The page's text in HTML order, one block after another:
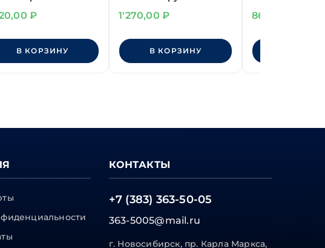
5шт ₽
В КОРЗИНУ
1'270,00₽
В КОРЗИНУ
860,00
КОНТАКТЫ
+7 (383) 363-50-05
363-5005@mail.ru
г. Новосибирск, пр. Карла Маркса,